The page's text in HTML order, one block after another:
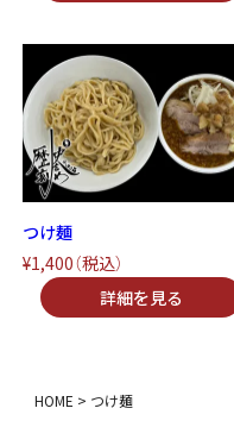
つけ麺
¥1,400（税込）
HOME つけ麺